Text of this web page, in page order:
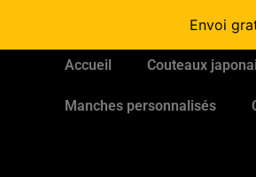
Envoi
Accueil Couteaux
Manches personnalisés